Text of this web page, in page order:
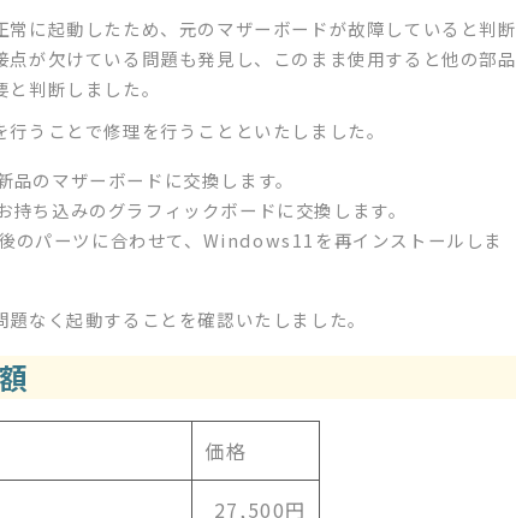
に起動したため、元のマザーボードが故障していると判断
が欠けている問題も発見し、このまま使用すると他の部品
判断しました。
うことで修理を行うことといたしました。
品のマザーボードに交換します。
持ち込みのグラフィックボードに交換します。
のパーツに合わせて、Windows11を再インストールしま
なく起動することを確認いたしました。
価格
27,500円